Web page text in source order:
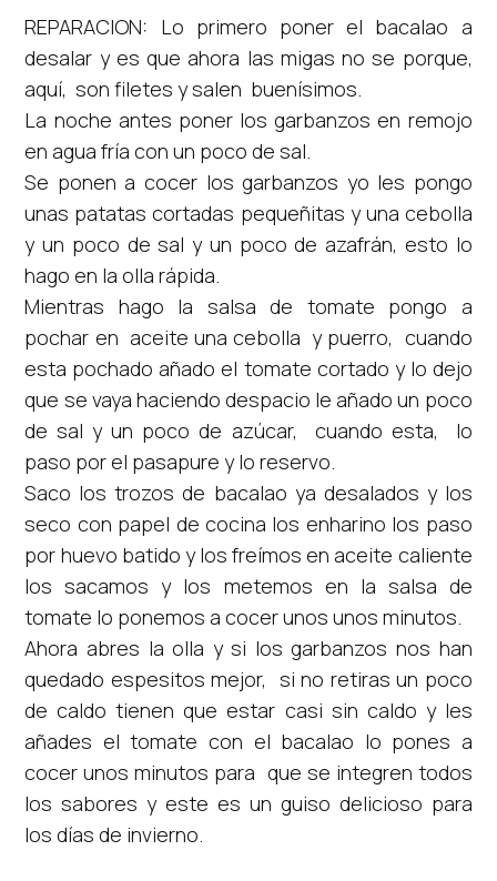
REPARACION: Lo primero poner el bacalao a
desalar y es que ahora las migas no se porque,
aquí, son filetes y salen buenísimos.
La noche antes poner los garbanzos en remojo
en agua fría con un poco de sal.
Se ponen a cocer los garbanzos yo les pongo
unas patatas cortadas pequeñitas y una cebolla
y un poco de sal y un poco de azafrán, esto lo
hago en la olla rápida.
Mientras hago la salsa de tomate pongo a
pochar en aceite una cebolla y puerro, cuando
esta pochado añado el tomate cortado y lo dejo
que se vaya haciendo despacio le añado un poco
de sal y un poco de azúcar, cuando esta, lo
paso por el pasapure y lo reservo.
Saco los trozos de bacalao ya desalados y los
seco con papel de cocina los enharino los paso
por huevo batido y los freímos en aceite caliente
los sacamos y los metemos en la salsa de
tomate lo ponemos a cocer unos unos minutos.
Ahora abres la olla y si los garbanzos nos han
quedado espesitos mejor, si no retiras un poco
de caldo tienen que estar casi sin caldo y les
añades el tomate con el bacalao lo pones a
cocer unos minutos para que se integren todos
los sabores y este es un guiso delicioso para
los días de invierno.